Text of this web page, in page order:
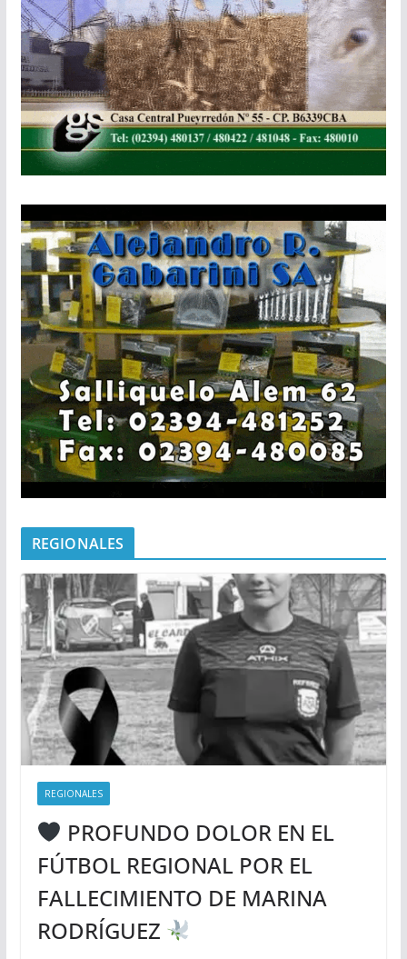
REGIONALES
REGIONALES
PROFUNDO DOLOR EN EL
FÚTBOL REGIONAL POR EL
FALLECIMIENTO DE MARINA
RODRÍGUEZ